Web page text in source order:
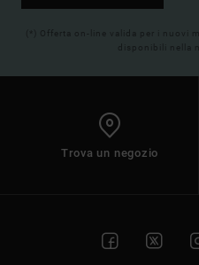
(*) Offerta on-line valida per i nuovi
disponibili nella
Trova un negozio